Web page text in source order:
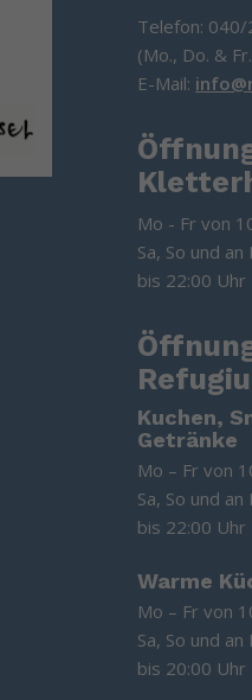
Telefon:
(Mo., Do. &
E-Mail:
Mo - Fr von
Sa, So und
bis 22:00 Uhr
Kuchen,
Getränke
Mo – Fr von
Sa, So und
bis 22:00 Uhr
Warme
Mo – Fr von
Sa, So und
bis 20:00 Uhr